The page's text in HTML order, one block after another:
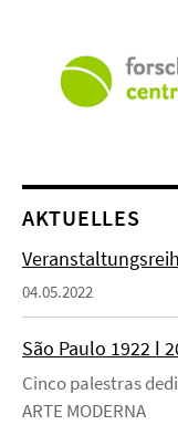
AKTUELLES
04.05.2022
São Paulo 1922 ǀ
Cinco palestras
ARTE MODERNA